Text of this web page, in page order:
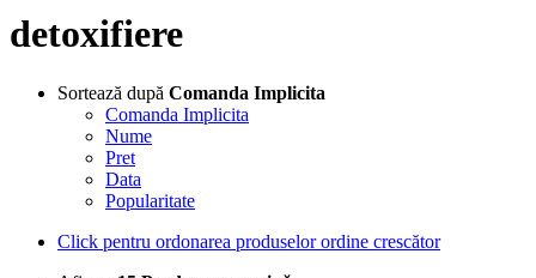
detoxifiere
Sortează după Comanda Implicita
Comanda Implicita
Nume
Pret
Data
Popularitate
Click pentru ordonarea produselor ordine crescător